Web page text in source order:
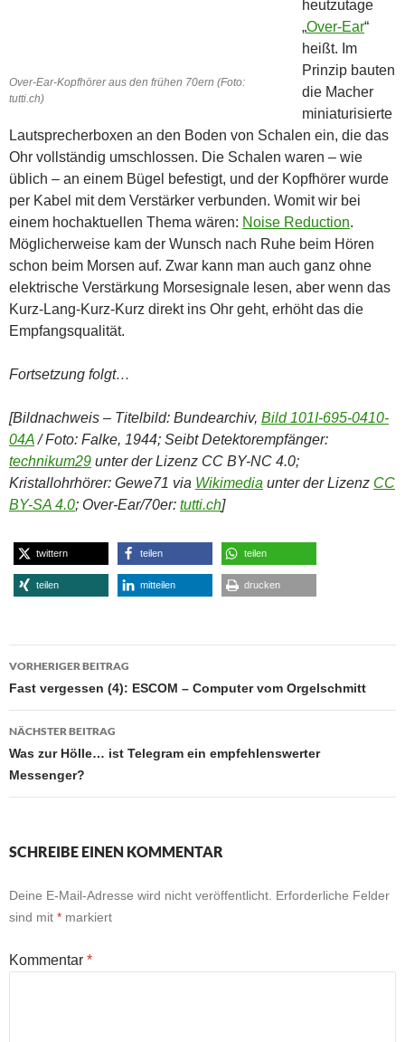
Over-Ear-Kopfhörer aus den frühen 70ern (Foto:
tutti.ch)
heutzutage
„Over-Ear“
heißt. Im
Prinzip bauten
die Macher
miniaturisierte
Lautsprecherboxen an den Boden von Schalen ein, die das
Ohr vollständig umschlossen. Die Schalen waren – wie
üblich – an einem Bügel befestigt, und der Kopfhörer wurde
per Kabel mit dem Verstärker verbunden. Womit wir bei
einem hochaktuellen Thema wären: Noise Reduction.
Möglicherweise kam der Wunsch nach Ruhe beim Hören
schon beim Morsen auf. Zwar kann man auch ganz ohne
elektrische Verstärkung Morsesignale lesen, aber wenn das
Kurz-Lang-Kurz-Kurz direkt ins Ohr geht, erhöht das die
Empfangsqualität.
Fortsetzung folgt…
[Bildnachweis – Titelbild: Bundearchiv, Bild 101I-695-0410-
04A/ Foto: Falke, 1944; Seibt Detektorempfänger:
technikum29 unter der Lizenz CC BY-NC 4.0;
Kristallohrhörer: Gewe71 via Wikimedia unter der Lizenz CC
BY-SA 4.0; Over-Ear/70er: tutti.ch]
twittern teilen teilen
teilen mitteilen drucken
Beitragsnavigation
VORHERIGER BEITRAG
Fast vergessen (4): ESCOM – Computer vom Orgelschmitt
NÄCHSTER BEITRAG
Was zur Hölle… ist Telegram ein empfehlenswerter
Messenger?
SCHREIBE EINEN KOMMENTAR
Deine E-Mail-Adresse wird nicht veröffentlicht. Erforderliche Felder
sind mit * markiert
Kommentar *